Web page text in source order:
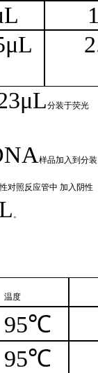
2
L分装于荧光
样品加入到分装
对照反应管中 加入阴性
。
温度
95℃
95℃